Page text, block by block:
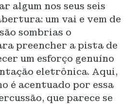
algum nos seus seis
um vai e vem de
sombrias o
preencher a pista de
um esforço genuíno
eletrônica. Aqui,
é acentuado por essa
que parece se